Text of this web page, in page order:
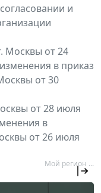
и
Москвы от 24
в приказ
от 30
от 28 июля
в
от 26 июля
Мой регион ...